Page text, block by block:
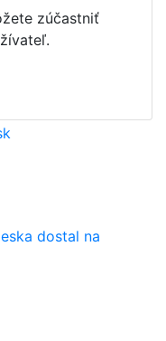
zúčastniť
dostal na